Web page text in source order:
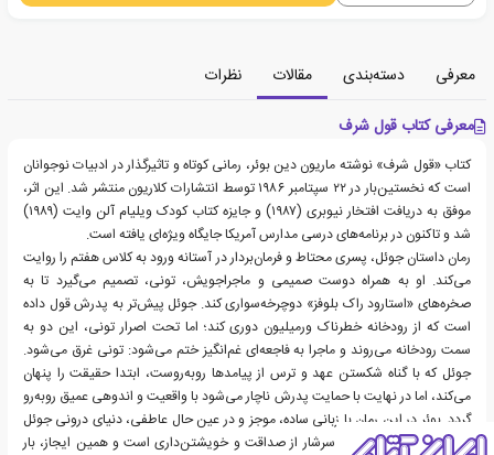
معرفی دسته‌بندی مقالات
نظرات
معرفی کتاب قول شرف
کتاب «قول شرف» نوشته ماریون دین بوئر، رمانی کوتاه و تاثیرگذار در ادبیات نوجوانان
است که نخستین‌بار در ۲۲ سپتامبر ۱۹۸۶ توسط انتشارات کلاریون منتشر شد. این اثر،
موفق به دریافت افتخار نیوبری (۱۹۸۷) و جایزه کتاب کودک ویلیام آلن وایت (۱۹۸۹)
شد و تاکنون در برنامه‌های درسی مدارس آمریکا جایگاه ویژه‌ای یافته است.
رمان داستان جوئل، پسری محتاط و فرمان‌بردار در آستانه ورود به کلاس هفتم را روایت
می‌کند. او به همراه دوست صمیمی و ماجراجویش، تونی، تصمیم می‌گیرد تا به
صخره‌های «استارود راک بلوفز» دوچرخه‌سواری کند. جوئل پیش‌تر به پدرش قول داده
است که از رودخانه خطرناک ورمیلیون دوری کند؛ اما تحت اصرار تونی، این دو به
سمت رودخانه می‌روند و ماجرا به فاجعه‌ای غم‌انگیز ختم می‌شود: تونی غرق می‌شود.
جوئل که با گناه شکستن عهد و ترس از پیامدها روبه‌روست، ابتدا حقیقت را پنهان
می‌کند، اما در نهایت با حمایت پدرش ناچار می‌شود با واقعیت و اندوهی عمیق روبه‌رو
گردد. بوئر در این رمان با زبانی ساده، موجز و در عین حال عاطفی، دنیای درونی جوئل
را آشکار می‌کند. سبک او سرشار از صداقت و خویشتن‌داری است و همین ایجاز، بار